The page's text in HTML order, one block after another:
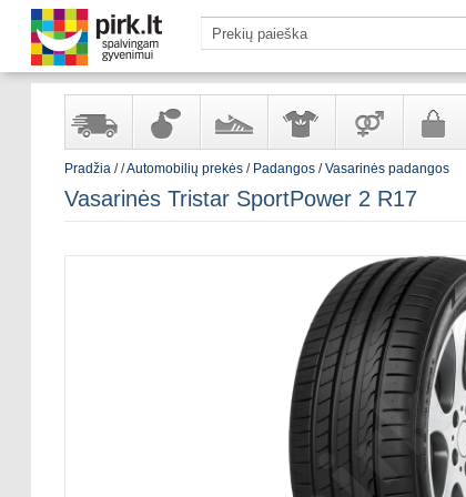
sandėlyje
ir
kosmetika
ir
aksesuarai
suaugusiems
Pradžia//Automobilių prekės/ Padangos/Vasarinės padangos
Vasarinės Tristar SportPower 2 R17